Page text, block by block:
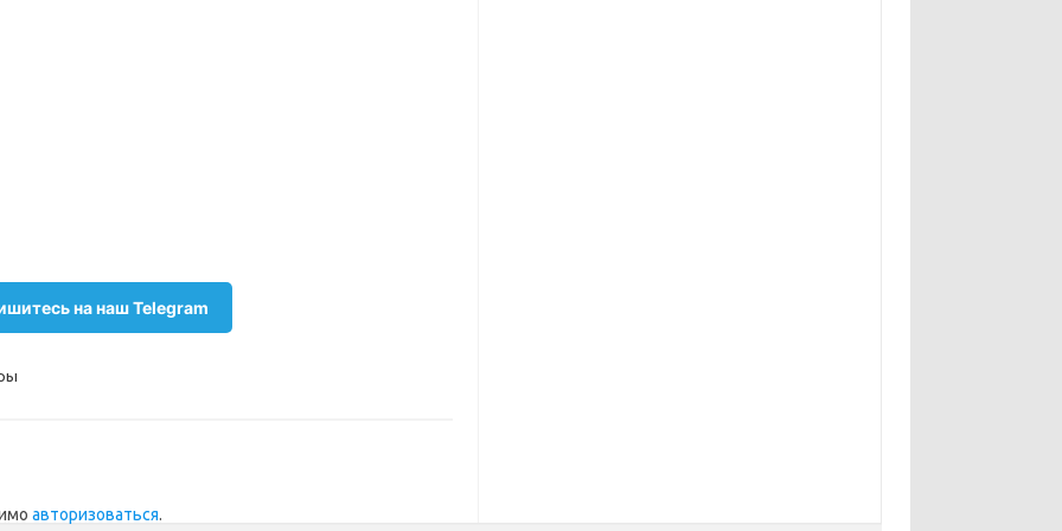
на наш Telegram
авторизоваться.